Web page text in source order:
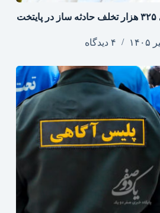
اعمال قانون پلیس برای ۳۲۵ هزار تخلف حادثه ساز در پایتخت
۴ دیدگاه